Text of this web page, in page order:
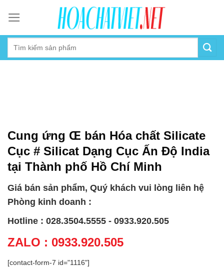
content
Cung ứng Œ bán Hóa chất Silicate
Cục # Silicat Dạng Cục Ấn Độ India
tại Thành phố Hồ Chí Minh
Giá bán sản phẩm, Quý khách vui lòng liên hệ
Phòng kinh doanh :
Hotline : 028.3504.5555 - 0933.920.505
ZALO : 0933.920.505
[contact-form-7 id="1116"]